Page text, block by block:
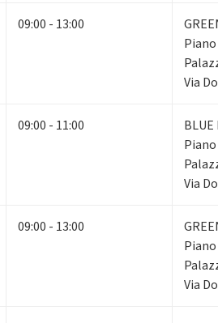
09:00 - 13:00
Via
09:00 - 11:00
BLUE
Via
09:00 - 13:00
Via